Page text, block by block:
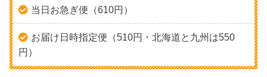
当日お急ぎ便（610円）
お届け日時指定便（510円・北海道と九州は550
円）